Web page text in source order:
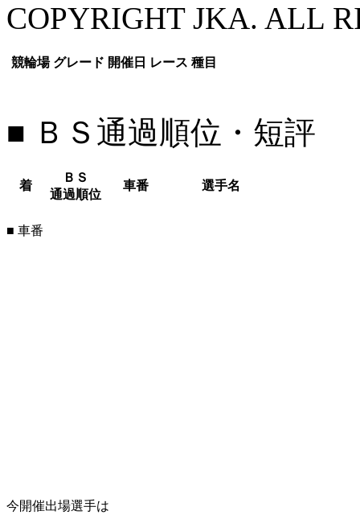
COPYRIGHT JKA. ALL
競輪場 グレード 開催日 レース 種目
■ ＢＳ通過順位・短評
着
ＢＳ
通過順位
車番 選手名
■ 車番
今開催出場選手は